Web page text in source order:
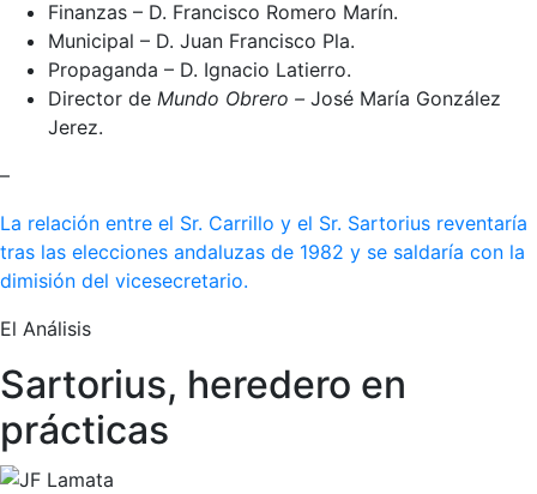
Finanzas – D. Francisco Romero Marín.
Municipal – D. Juan Francisco Pla.
Propaganda – D. Ignacio Latierro.
Director de Mundo Obrero – José María González
Jerez.
–
La relación entre el Sr. Carrillo y el Sr. Sartorius reventaría
tras las elecciones andaluzas de 1982 y se saldaría con la
dimisión del vicesecretario.
El Análisis
Sartorius, heredero en
prácticas